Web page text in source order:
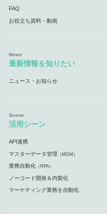
FAQ
お役立ち資料・動画
最新情報を知りたい
ニュース・お知らせ
活用シーン
API連携
マスターデータ管理 （MDM）
業務自動化（RPA）
ノーコード開発＆内製化
マーケティング業務を自動化